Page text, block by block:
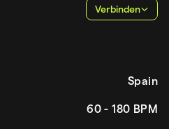
Verbinden
Spain
60 - 180 BPM